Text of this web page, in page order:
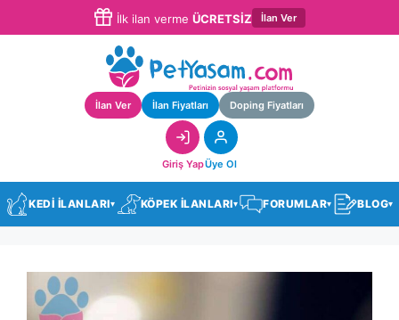
İlk ilan verme ÜCRETSİZ İlan Ver
İlan Ver İlan Fiyatları Doping Fiyatları
Giriş YapÜye Ol
KEDİ İLANLARI▾ KÖPEK İLANLARI▾ FORUMLAR▾ BLOG▾